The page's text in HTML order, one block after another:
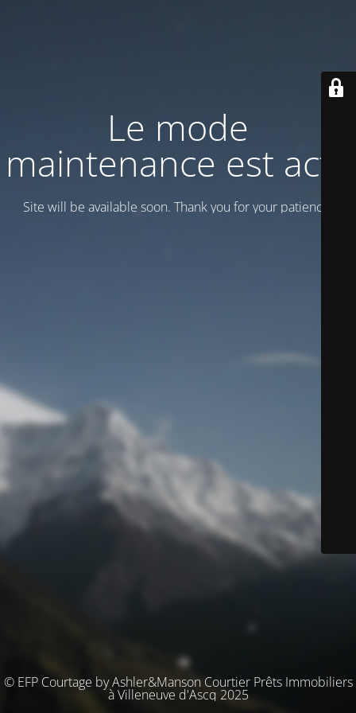
Le mode
maintenance est actif
Site will be available soon. Thank you for your patience!
© EFP Courtage by Ashler&Manson Courtier Prêts Immobiliers
à Villeneuve d'Ascq 2025